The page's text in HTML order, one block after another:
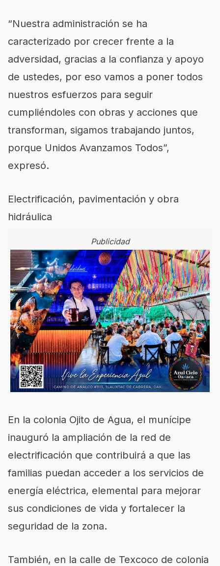
“Nuestra administración se ha
caracterizado por crecer frente a la
adversidad, gracias a la confianza y apoyo
de ustedes, por eso vamos a poner todos
nuestros esfuerzos para seguir
cumpliéndoles con obras y acciones que
transforman, sigamos trabajando juntos,
porque Unidos Avanzamos Todos”,
expresó.
Electrificación, pavimentación y obra
hidráulica
Publicidad
En la colonia Ojito de Agua, el munícipe
inauguró la ampliación de la red de
electrificación que contribuirá a que las
familias puedan acceder a los servicios de
energía eléctrica, elemental para mejorar
sus condiciones de vida y fortalecer la
seguridad de la zona.
También, en la calle de Texcoco de colonia